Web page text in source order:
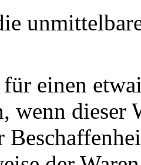
für einen
wenn dieser